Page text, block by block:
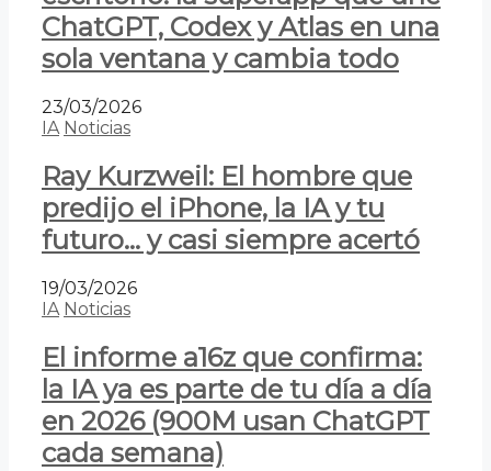
ChatGPT, Codex y Atlas en una
sola ventana y cambia todo
23/03/2026
IA Noticias
Ray Kurzweil: El hombre que
predijo el iPhone, la IA y tu
futuro… y casi siempre acertó
19/03/2026
IA Noticias
El informe a16z que confirma:
la IA ya es parte de tu día a día
en 2026 (900M usan ChatGPT
cada semana)